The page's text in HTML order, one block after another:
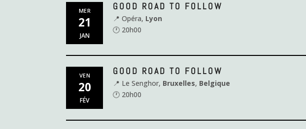
MER
21
JAN
GOOD ROAD TO FOLLOW
📍 Opéra, Lyon
🕐 20h00
VEN
20
FÉV
GOOD ROAD TO FOLLOW
📍 Le Senghor, Bruxelles, Belgique
🕐 20h00